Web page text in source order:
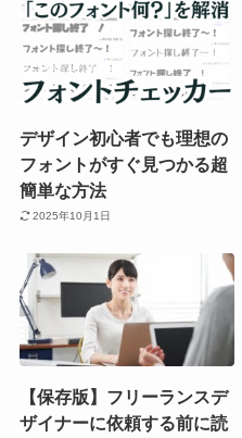
デザイン初心者でも理想の
フォントがすぐ見つかる超
簡単な方法
2025年10月1日
【保存版】フリーランスデ
ザイナーに依頼する前に読